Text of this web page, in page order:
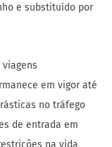
e substituído por
em vigor até
no tráfego
de entrada em
na vida